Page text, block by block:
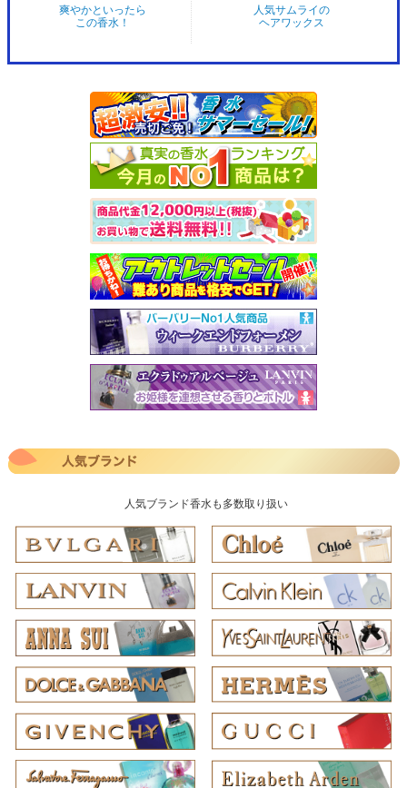
爽やかといったら
この香水！
人気サムライの
ヘアワックス
人気ブランド香水も多数取り扱い